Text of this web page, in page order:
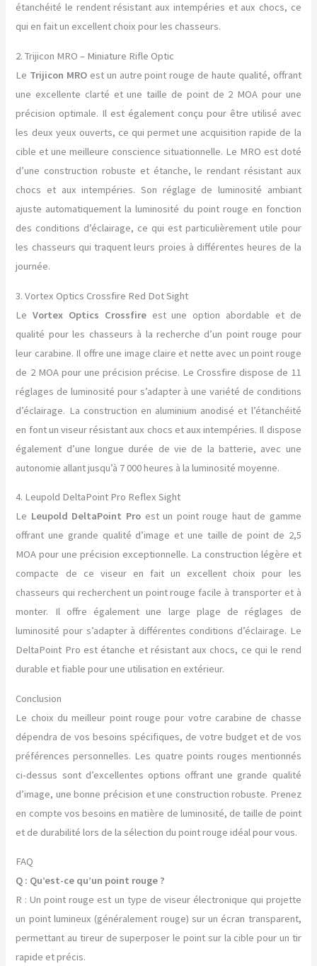
étanchéité le rendent résistant aux intempéries et aux chocs, ce
qui en fait un excellent choix pour les chasseurs.
2. Trijicon MRO – Miniature Rifle Optic
Le Trijicon MRO est un autre point rouge de haute qualité, offrant
une excellente clarté et une taille de point de 2 MOA pour une
précision optimale. Il est également conçu pour être utilisé avec
les deux yeux ouverts, ce qui permet une acquisition rapide de la
cible et une meilleure conscience situationnelle. Le MRO est doté
d’une construction robuste et étanche, le rendant résistant aux
chocs et aux intempéries. Son réglage de luminosité ambiant
ajuste automatiquement la luminosité du point rouge en fonction
des conditions d’éclairage, ce qui est particulièrement utile pour
les chasseurs qui traquent leurs proies à différentes heures de la
journée.
3. Vortex Optics Crossfire Red Dot Sight
LeVortex Optics Crossfireest une option abordable et de
qualité pour les chasseurs à la recherche d’un point rouge pour
leur carabine. Il offre une image claire et nette avec un point rouge
de 2 MOA pour une précision précise. Le Crossfire dispose de 11
réglages de luminosité pour s’adapter à une variété de conditions
d’éclairage. La construction en aluminium anodisé et l’étanchéité
en font un viseur résistant aux chocs et aux intempéries. Il dispose
également d’une longue durée de vie de la batterie, avec une
autonomie allant jusqu’à 7 000 heures à la luminosité moyenne.
4. Leupold DeltaPoint Pro Reflex Sight
Le Leupold DeltaPoint Pro est un point rouge haut de gamme
offrant une grande qualité d’image et une taille de point de 2,5
MOA pour une précision exceptionnelle. La construction légère et
compacte de ce viseur en fait un excellent choix pour les
chasseurs qui recherchent un point rouge facile à transporter et à
monter. Il offre également une large plage de réglages de
luminosité pour s’adapter à différentes conditions d’éclairage. Le
DeltaPoint Pro est étanche et résistant aux chocs, ce qui le rend
durable et fiable pour une utilisation en extérieur.
Conclusion
Le choix du meilleur point rouge pour votre carabine de chasse
dépendra de vos besoins spécifiques, de votre budget et de vos
préférences personnelles. Les quatre points rouges mentionnés
ci-dessus sont d’excellentes options offrant une grande qualité
d’image, une bonne précision et une construction robuste. Prenez
en compte vos besoins en matière de luminosité, de taille de point
et de durabilité lors de la sélection du point rouge idéal pour vous.
FAQ
Q : Qu’est-ce qu’un point rouge ?
R : Un point rouge est un type de viseur électronique qui projette
un point lumineux (généralement rouge) sur un écran transparent,
permettant au tireur de superposer le point sur la cible pour un tir
rapide et précis.